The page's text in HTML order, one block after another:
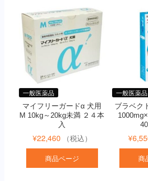
一般医薬品
マイフリーガードα 犬用
M 10kg～20kg未満 ２４本
入
¥22,460 （税込）
商品ページ
一般医薬品
ブラベク
¥
商